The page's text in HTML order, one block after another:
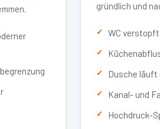
gründlich und
WC
Dusche läuft
Kanal- und
Hochdruck-